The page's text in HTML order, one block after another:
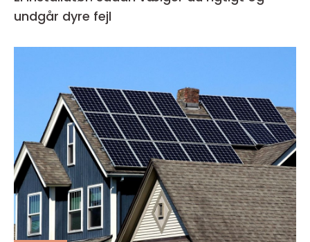
undgår dyre fejl